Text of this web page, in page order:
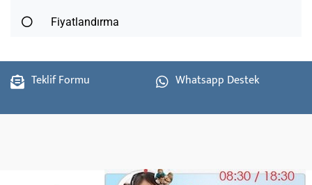
Fiyatlandırma
Teklif Formu Whatsapp Destek